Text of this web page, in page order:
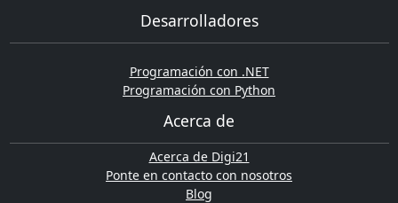
Desarrolladores
Programación con .NET
Programación con Python
Acerca de
Acerca de Digi21
Ponte en contacto con nosotros
Blog